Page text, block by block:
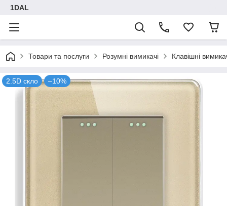
1DAL
Товари та послуги Розумні вимикачі Клавішні
2.5D скло –10%